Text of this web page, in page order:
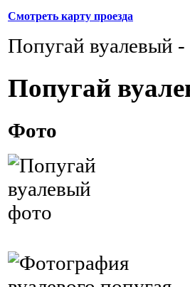
Смотреть карту проезда
Попугай вуалевый -
Попугай
Фото